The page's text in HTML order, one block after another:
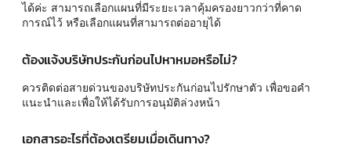
ได้ค่ะ สามารถเลือกแผนที่มีระยะเวลาคุ้มครองยาวกว่าที่คาด
การณ์ไว้ หรือเลือกแผนที่สามารถต่ออายุได้
ต้องแจ้งบริษัทประกันก่อนไปหาหมอหรือไม่?
ควรติดต่อสายด่วนของบริษัทประกันก่อนไปรักษาตัว เพื่อขอคำ
แนะนำและเพื่อให้ได้รับการอนุมัติล่วงหน้า
เอกสารอะไรที่ต้องเตรียมเมื่อเดินทาง?